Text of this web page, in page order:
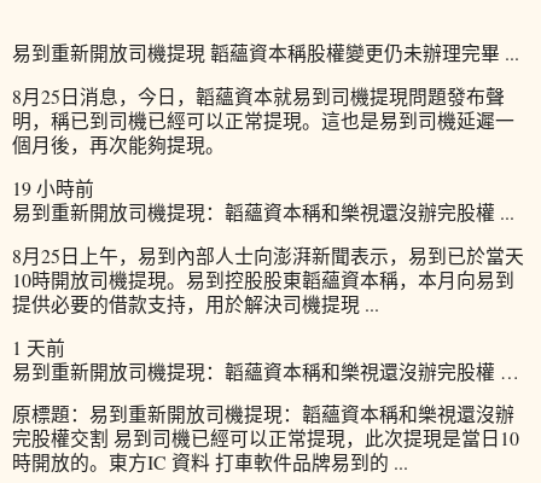
易到重新開放司機提現 韜蘊資本稱股權變更仍未辦理完畢 ...
8月25日消息，今日，韜蘊資本就易到司機提現問題發布聲
明，稱已到司機已經可以正常提現。這也是易到司機延遲一
個月後，再次能夠提現。
19 小時前
易到重新開放司機提現：韜蘊資本稱和樂視還沒辦完股權 ...
8月25日上午，易到內部人士向澎湃新聞表示，易到已於當天
10時開放司機提現。易到控股股東韜蘊資本稱，本月向易到
提供必要的借款支持，用於解決司機提現 ...
1 天前
易到重新開放司機提現：韜蘊資本稱和樂視還沒辦完股權 …
原標題：易到重新開放司機提現：韜蘊資本稱和樂視還沒辦
完股權交割 易到司機已經可以正常提現，此次提現是當日10
時開放的。東方IC 資料 打車軟件品牌易到的 ...